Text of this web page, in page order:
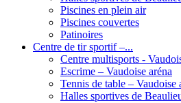
Piscines en plein air
Piscines couvertes
Patinoires
Centre de tir sportif –...
Centre multisports -
Escrime – Vaudoise aréna
Tennis de table – Vaudoise
Halles sportives de